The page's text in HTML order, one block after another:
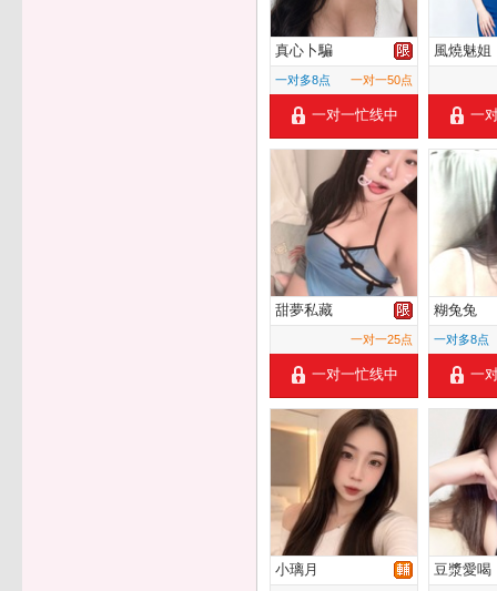
真心卜騙
一对多8点 一对一50点
一对一忙线中
風燒魅姐
一
甜夢私藏
一对一25点
一对一忙线中
糊兔兔
一对多8点
一
小璃月 豆漿愛喝